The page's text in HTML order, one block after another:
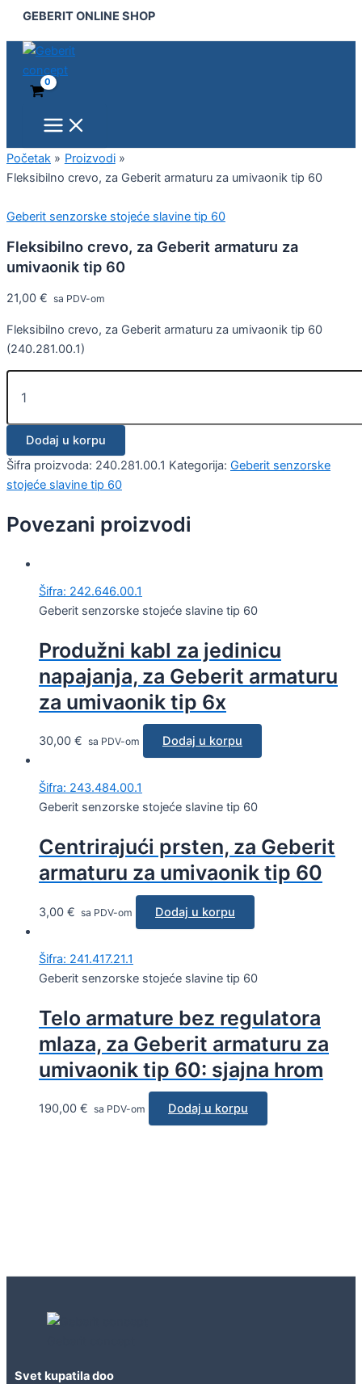
Pređi
sadržaj
GEBERIT ONLINE SHOP
Menu
Početak
Proizvodi
Fleksibilno crevo, za Geberit armaturu za umivaonik tip 60
Geberit senzorske stojeće slavine tip 60
Fleksibilno crevo, za Geberit armaturu za
umivaonik tip 60
21,00 € sa PDV-om
Fleksibilno crevo, za Geberit armaturu za umivaonik tip 60
(240.281.00.1)
crevo,
za
Geberit
armaturu
količina
Dodaj u korpu
Šifra proizvoda: 240.281.00.1 Kategorija: Geberit senzorske
stojeće slavine tip 60
Povezani proizvodi
Šifra: 242.646.00.1
Geberit senzorske stojeće slavine tip 60
Produžni kabl za jedinicu
napajanja, za Geberit armaturu
za umivaonik tip 6x
30,00 € sa PDV-om Dodaj u korpu
Šifra: 243.484.00.1
Geberit senzorske stojeće slavine tip 60
Centrirajući prsten, za Geberit
armaturu za umivaonik tip 60
3,00 € sa PDV-om Dodaj u korpu
Šifra: 241.417.21.1
Geberit senzorske stojeće slavine tip 60
Telo armature bez regulatora
mlaza, za Geberit armaturu za
umivaonik tip 60: sjajna hrom
190,00 € sa PDV-om Dodaj u korpu
Svet kupatila doo